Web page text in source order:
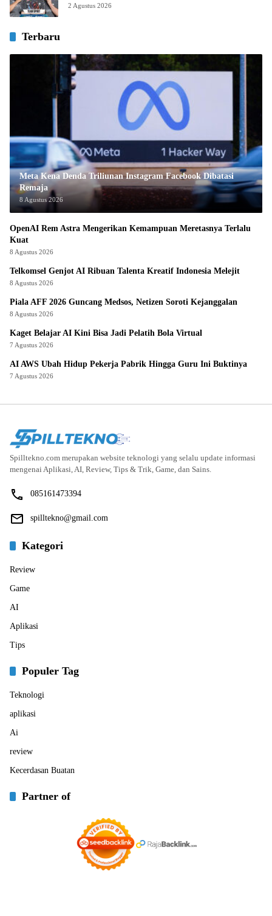
2 Agustus 2026
Terbaru
Meta Kena Denda Triliunan Instagram Facebook Dibatasi
Remaja
8 Agustus 2026
OpenAI Rem Astra Mengerikan Kemampuan Meretasnya Terlalu
Kuat
8 Agustus 2026
Telkomsel Genjot AI Ribuan Talenta Kreatif Indonesia Melejit
8 Agustus 2026
Piala AFF 2026 Guncang Medsos, Netizen Soroti Kejanggalan
8 Agustus 2026
Kaget Belajar AI Kini Bisa Jadi Pelatih Bola Virtual
7 Agustus 2026
AI AWS Ubah Hidup Pekerja Pabrik Hingga Guru Ini Buktinya
7 Agustus 2026
Spilltekno.com merupakan website teknologi yang selalu update informasi
mengenai Aplikasi, AI, Review, Tips & Trik, Game, dan Sains.
085161473394
spilltekno@gmail.com
Kategori
Review
Game
AI
Aplikasi
Tips
Populer Tag
Teknologi
aplikasi
Ai
review
Kecerdasan Buatan
Partner of